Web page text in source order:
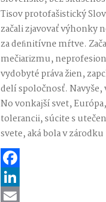
Tisov protofašistický
začali zjavovať výhonky
za deﬁnitívne mŕtve.
mečiarizmu,
vydobyté práva žien,
delí spoločnosť.
No vonkajší svet,
tolerancii, súcite s
svete, aká bola v
Facebook
LinkedIn